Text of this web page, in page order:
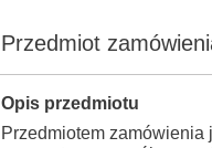
Przedmiot
Opis przedmiotu
Przedmiotem zamówienia